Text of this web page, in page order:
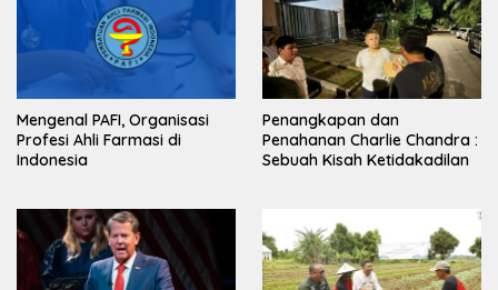
Mengenal PAFI, Organisasi
Profesi Ahli Farmasi di
Indonesia
Penangkapan dan
Penahanan Charlie Chandra :
Sebuah Kisah Ketidakadilan